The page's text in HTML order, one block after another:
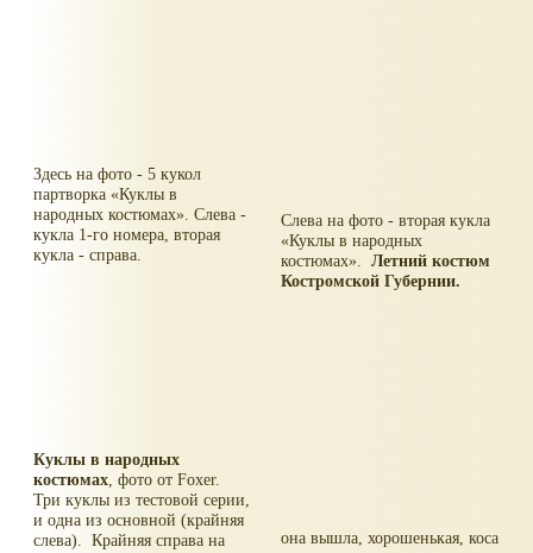
Здесь на фото - 5 кукол
партворка Куклы в
народных костюмах
. Слева -
кукла 1-го номера, вторая
кукла - справа.
Слева на фото - вторая кукла
Куклы в народных
костюмах
.Летний костюм
Костромской Губернии.
Куклы в народных
костюмах , фото от Foxer.
Три куклы из тестовой серии,
и одна из основной (крайняя
слева). Крайняя справа на
она вышла, хорошенькая, коса